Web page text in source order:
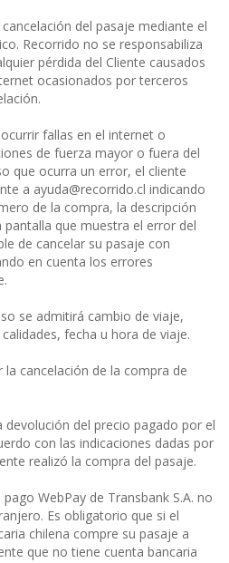
del pasaje mediante el
Recorrido no se responsabiliza
pérdida del Cliente causados
ocasionados por terceros
fallas en el internet o
de fuerza mayor o fuera del
que ocurra un error, el cliente
a ayuda@recorrido.cl indicando
de la compra, la descripción
que muestra el error del
de cancelar su pasaje con
en cuenta los errores
se admitirá cambio de viaje,
fecha u hora de viaje.
cancelación de la compra de
devolución del precio pagado por el
con las indicaciones dadas por
realizó la compra del pasaje.
WebPay de Transbank S.A. no
Es obligatorio que si el
chilena compre su pasaje a
que no tiene cuenta bancaria